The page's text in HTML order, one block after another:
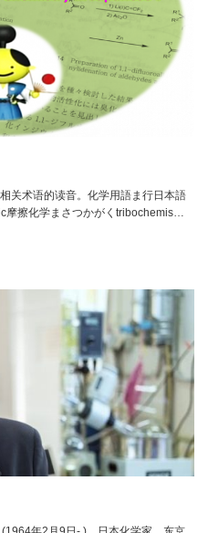
关术语的读音。化学用語ま行日本語
摩擦化学まさつかがくtribochemis…